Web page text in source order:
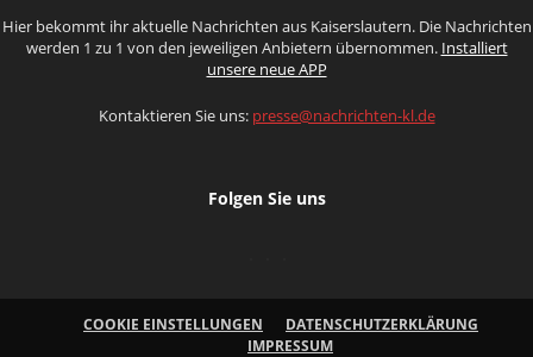
Hier bekommt ihr aktuelle Nachrichten aus Kaiserslautern. Die Nachrichten
werden 1 zu 1 von den jeweiligen Anbietern übernommen. Installiert
unsere neue APP
Kontaktieren Sie uns: presse@nachrichten-kl.de
Folgen Sie uns
COOKIE EINSTELLUNGEN
DATENSCHUTZERKLÄRUNG
IMPRESSUM